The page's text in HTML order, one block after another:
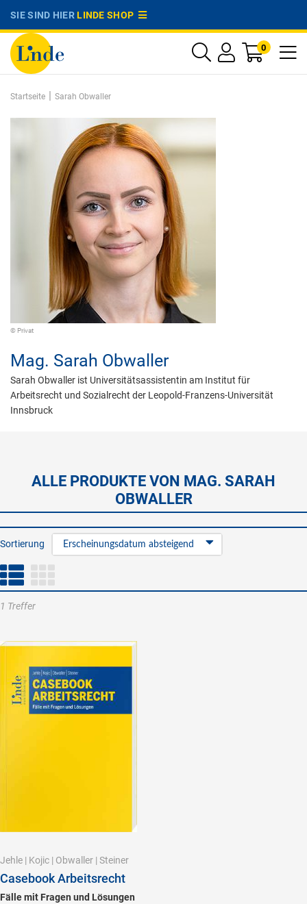
SIE SIND HIERLINDE SHOP
0
Startseite | Sarah Obwaller
© Privat
Mag. Sarah Obwaller
Sarah Obwaller ist Universitätsassistentin am Institut für
Arbeitsrecht und Sozialrecht der Leopold-Franzens-Universität
Innsbruck
ALLE PRODUKTE VON MAG. SARAH
OBWALLER
Sortierung Erscheinungsdatum absteigend
1 Treffer
Jehle | Kojic | Obwaller | Steiner
Casebook Arbeitsrecht
Fälle mit Fragen und Lösungen